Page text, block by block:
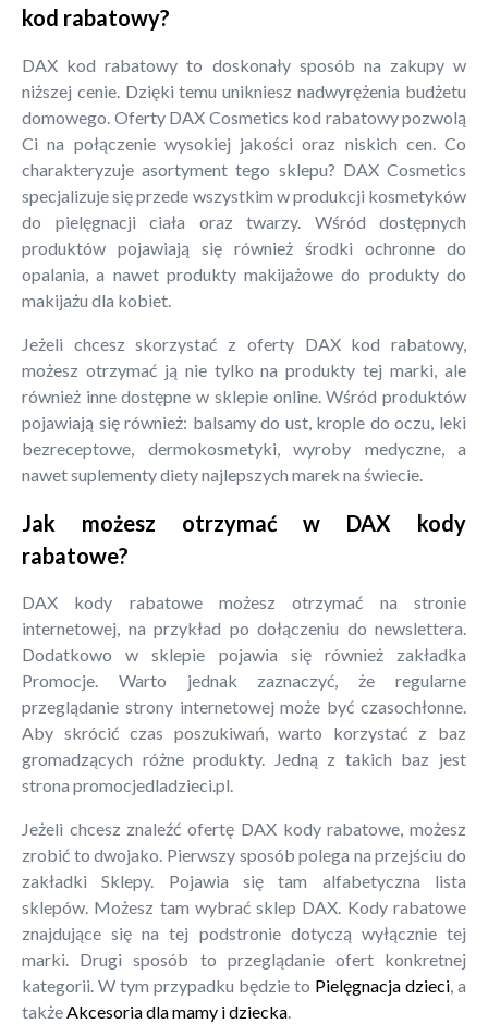
kod rabatowy?
DAX kod rabatowy to doskonały sposób na zakupy w
niższej cenie. Dzięki temu unikniesz nadwyrężenia budżetu
domowego. Oferty DAX Cosmetics kod rabatowy pozwolą
Ci na połączenie wysokiej jakości oraz niskich cen. Co
charakteryzuje asortyment tego sklepu? DAX Cosmetics
specjalizuje się przede wszystkim w produkcji kosmetyków
do pielęgnacji ciała oraz twarzy. Wśród dostępnych
produktów pojawiają się również środki ochronne do
opalania, a nawet produkty makijażowe do produkty do
makijażu dla kobiet.
Jeżeli chcesz skorzystać z oferty DAX kod rabatowy,
możesz otrzymać ją nie tylko na produkty tej marki, ale
również inne dostępne w sklepie online. Wśród produktów
pojawiają się również: balsamy do ust, krople do oczu, leki
bezreceptowe, dermokosmetyki, wyroby medyczne, a
nawet suplementy diety najlepszych marek na świecie.
Jak możesz otrzymać w DAX kody
rabatowe?
DAX kody rabatowe możesz otrzymać na stronie
internetowej, na przykład po dołączeniu do newslettera.
Dodatkowo w sklepie pojawia się również zakładka
Promocje. Warto jednak zaznaczyć, że regularne
przeglądanie strony internetowej może być czasochłonne.
Aby skrócić czas poszukiwań, warto korzystać z baz
gromadzących różne produkty. Jedną z takich baz jest
strona promocjedladzieci.pl.
Jeżeli chcesz znaleźć ofertę DAX kody rabatowe, możesz
zrobić to dwojako. Pierwszy sposób polega na przejściu do
zakładki Sklepy. Pojawia się tam alfabetyczna lista
sklepów. Możesz tam wybrać sklep DAX. Kody rabatowe
znajdujące się na tej podstronie dotyczą wyłącznie tej
marki. Drugi sposób to przeglądanie ofert konkretnej
kategorii. W tym przypadku będzie to Pielęgnacja dzieci, a
takżeAkcesoria dla mamy i dziecka.